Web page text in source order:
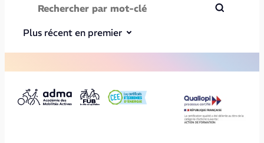
Plus récent en premier